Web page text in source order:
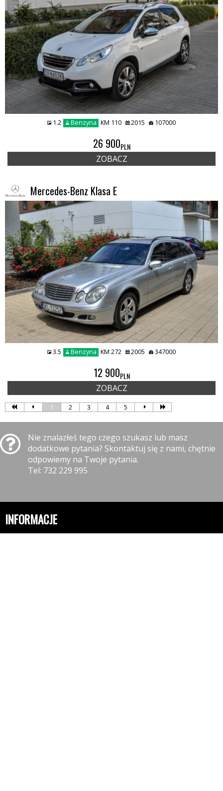
1.2 Benzyna KM 110 2015 107000
26 900PLN
ZOBACZ
Mercedes-Benz Klasa E
3.5 Benzyna KM 272 2005 347000
12 900PLN
ZOBACZ
1 2 3 4 5
Nie znalazłeś tego czego szukasz lub masz
dodatkowe pytania? Skontaktuj się z nami, chętnie
odpowiemy na Twoje pytania.
Tel: 732 229 995
INFORMACJE